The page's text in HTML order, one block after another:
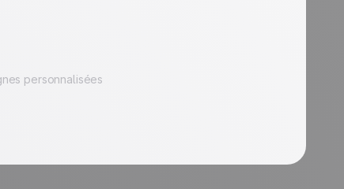
personnalisées